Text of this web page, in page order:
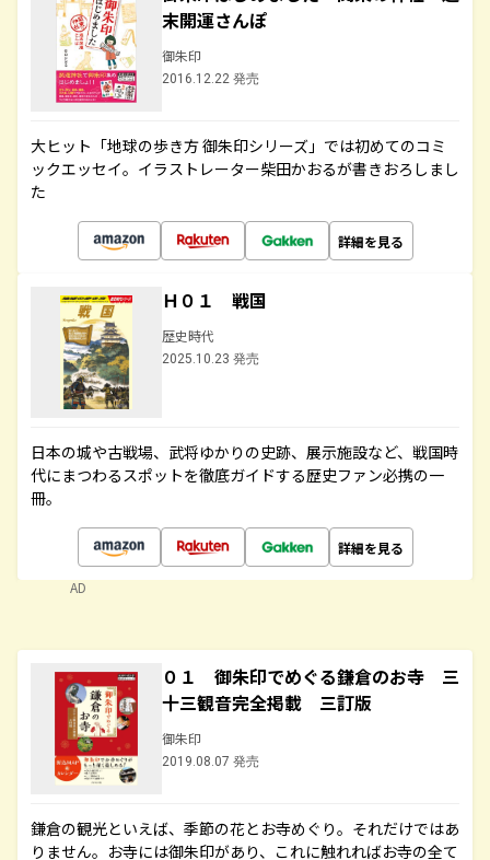
末開運さんぽ
御朱印
2016.12.22 発売
大ヒット「地球の歩き方 御朱印シリーズ」では初めてのコミ
ックエッセイ。イラストレーター柴田かおるが書きおろしまし
た
詳細を見る
Ｈ０１ 戦国
歴史時代
2025.10.23 発売
日本の城や古戦場、武将ゆかりの史跡、展示施設など、戦国時
代にまつわるスポットを徹底ガイドする歴史ファン必携の一
冊。
詳細を見る
AD
０１ 御朱印でめぐる鎌倉のお寺 三
十三観音完全掲載 三訂版
御朱印
2019.08.07 発売
鎌倉の観光といえば、季節の花とお寺めぐり。それだけではあ
りません。お寺には御朱印があり、これに触れればお寺の全て